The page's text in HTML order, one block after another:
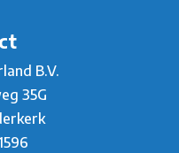
B.V.
35G